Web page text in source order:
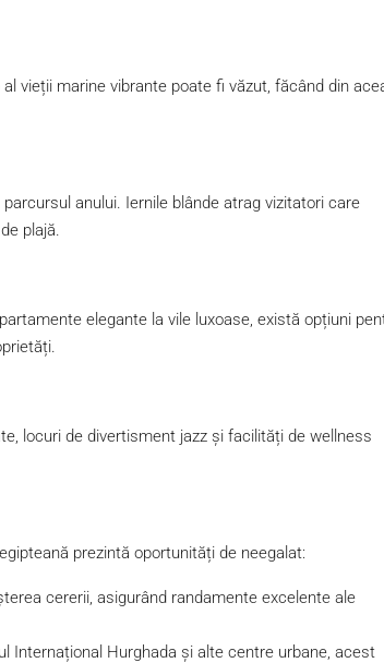
vieții marine vibrante poate fi văzut, făcând din
anului. Iernile blânde atrag vizitatori care
plajă.
elegante la vile luxoase, există opțiuni
locuri de divertisment jazz și facilități de wellness
prezintă oportunități de neegalat:
cererii, asigurând randamente excelente ale
Internațional Hurghada și alte centre urbane, acest